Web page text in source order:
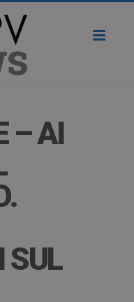
– AI
SUL